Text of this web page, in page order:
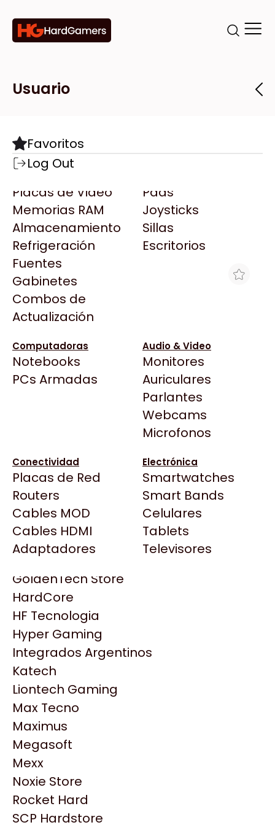
Categorías
Componentes
Motherboards
Microprocesadores
Placas de Video
Memorias RAM
Almacenamiento
Refrigeración
Fuentes
Gabinetes
Combos de
Actualización
Pads
Joysticks
Sillas
Escritorios
Computadoras
Notebooks
PCs Armadas
Audio & Video
Monitores
Auriculares
Parlantes
Webcams
Microfonos
Conectividad
Placas de Red
Routers
Cables MOD
Cables HDMI
Adaptadores
Electrónica
Smartwatches
Smart Bands
Celulares
Tablets
Televisores
Marcas
Todas las Marcas
AMD
AULA
Acer
Adata
AeroCool
Antec
Arkham
Asrock
BenQ
CX
Cooler Master
Deepcool
Dell
EVGA
Gamemax
Genesis
Genius
HP
HyperX
INNO3D
Intel
Kingston
Lenovo
Logitech
MSI
NVIDIA GeForce
NZXT
PNY
Palit
Philips
Tiendas
Destacadas
Todas las Tiendas
Click Gaming
Compufan Store
Dinobyte
Full H4rd
Gaming City
Gezatek
GoldenTech Store
HardCore
HF Tecnologia
Hyper Gaming
Integrados Argentinos
Katech
Liontech Gaming
Max Tecno
Maximus
Megasoft
Mexx
Noxie Store
Rocket Hard
SCP Hardstore
Usuario
Favoritos
Log Out
WATER COOLER ASUS PRIME LC 360
ARGB WHT
$186.536
Ver producto en la página de Gaming Point
Productos
Similares